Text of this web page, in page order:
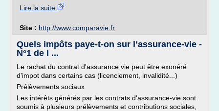
Lire la suite
Site : http://www.comparavie.fr
Quels impôts paye-t-on sur l’assurance-vie -
N°1 de l ...
Le rachat du contrat d'assurance vie peut être exonéré
d'impot dans certains cas (licenciement, invalidité...)
Prélèvements sociaux
Les intérêts générés par les contrats d'assurance-vie sont
soumis à plusieurs prélèvements et contributions sociales,